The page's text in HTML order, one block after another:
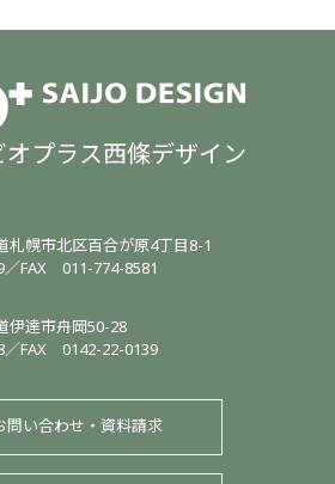
プラス西條デザイン
札幌市北区百合が原4丁目8-1
／FAX 011-774-8581
伊達市舟岡50-28
／FAX 0142-22-0139
問い合わせ・資料請求